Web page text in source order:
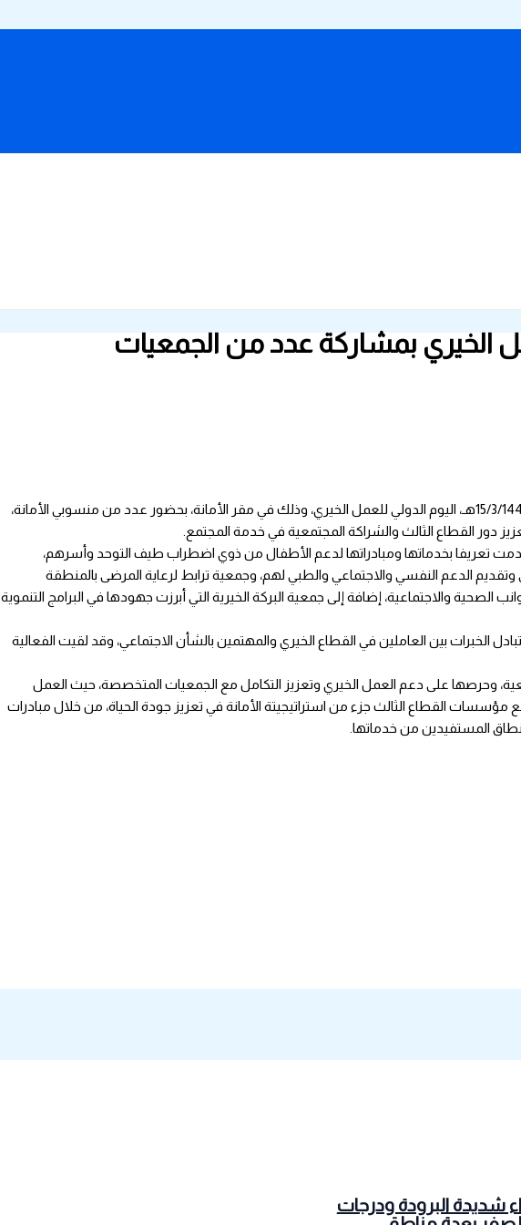
الخيري بمشاركة عدد من الجمعيات
فعلت أمانة المنطقة الشرقية، ممثلة بالإدارة العامة للعلاقات، اليوم الأحد 15/3/1447هـ، اليوم الدولي للعمل الخيري، وذلك في مقر الأمانة، بحضور عدد من منسوبي الأمانة،
دور القطاع الثالث والشراكة المجتمعية في خدمة المجتمع.
تعريفا بخدماتها ومبادراتها لدعم الأطفال من ذوي اضطراب طيف التوحد وأسرهم،
الدعم النفسي والاجتماعي والطبي لهم، وجمعية ترابط لرعاية المرضى بالمنطقة
والاجتماعية، إضافة إلى جمعية البركة الخيرية التي أبرزت جهودها في البرامج التنموية
الخبرات بين العاملين في القطاع الخيري والمهتمين بالشأن الاجتماعي، وقد لقيت الفعالية
وحرصها على دعم العمل الخيري وتعزيز التكامل مع الجمعيات المتخصصة، حيث العمل
القطاع الثالث جزء من استراتيجيتة الأمانة في تعزيز جودة الحياة، من خلال مبادرات
المستفيدين من خدماتها.
شديدة البرودة ودرجات